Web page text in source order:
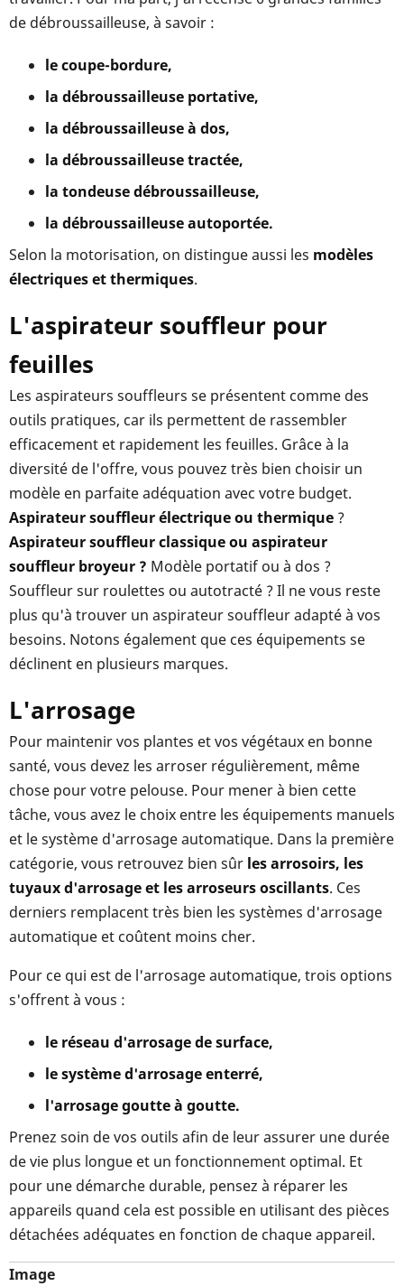
de débroussailleuse, à savoir :
le coupe-bordure,
la débroussailleuse portative,
la débroussailleuse à dos,
la débroussailleuse tractée,
la tondeuse débroussailleuse,
la débroussailleuse autoportée.
Selon la motorisation, on distingue aussi les modèles
électriques et thermiques.
L'aspirateur souffleur pour
feuilles
Les aspirateurs souffleurs se présentent comme des
outils pratiques, car ils permettent de rassembler
efficacement et rapidement les feuilles. Grâce à la
diversité de l'offre, vous pouvez très bien choisir un
modèle en parfaite adéquation avec votre budget.
Aspirateur souffleur électrique ou thermique ?
Aspirateur souffleur classique ou aspirateur
souffleur broyeur ? Modèle portatif ou à dos ?
Souffleur sur roulettes ou autotracté ? Il ne vous reste
plus qu'à trouver un aspirateur souffleur adapté à vos
besoins. Notons également que ces équipements se
déclinent en plusieurs marques.
L'arrosage
Pour maintenir vos plantes et vos végétaux en bonne
santé, vous devez les arroser régulièrement, même
chose pour votre pelouse. Pour mener à bien cette
tâche, vous avez le choix entre les équipements manuels
et le système d'arrosage automatique. Dans la première
catégorie, vous retrouvez bien sûr les arrosoirs, les
tuyaux d'arrosage et les arroseurs oscillants. Ces
derniers remplacent très bien les systèmes d'arrosage
automatique et coûtent moins cher.
Pour ce qui est de l'arrosage automatique, trois options
s'offrent à vous :
le réseau d'arrosage de surface,
le système d'arrosage enterré,
l'arrosage goutte à goutte.
Prenez soin de vos outils afin de leur assurer une durée
de vie plus longue et un fonctionnement optimal. Et
pour une démarche durable, pensez à réparer les
appareils quand cela est possible en utilisant des pièces
détachées adéquates en fonction de chaque appareil.
Image